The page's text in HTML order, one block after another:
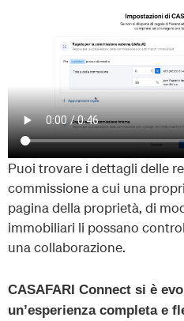
Puoi trovare i dettagli delle
commissione a cui una
pagina della proprietà, di
immobiliari li possano
una collaborazione.
CASAFARI Connect si è
un’esperienza completa e